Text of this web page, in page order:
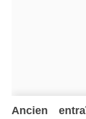
Ancien